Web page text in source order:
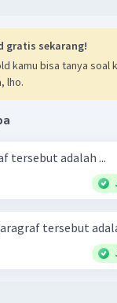
gratis sekarang!
kamu bisa tanya soal
lho.
tersebut adalah ...
tersebut